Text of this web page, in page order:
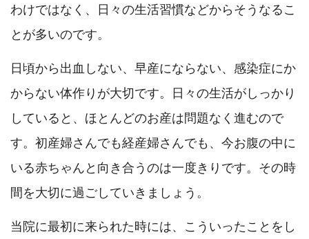
わけではなく、日々の生活習慣などからそうなるこ
とが多いのです。
日頃から出血しない、早産にならない、感染症にか
からない体作りが大切です。日々の生活がしっかり
していると、ほとんどのお産は問題なく進むので
す。初産婦さんでも経産婦さんでも、今お腹の中に
いる赤ちゃんと向き合うのは一度きりです。その時
間を大切に過ごしていきましょう。
当院に最初に来られた時には、こういったことをし